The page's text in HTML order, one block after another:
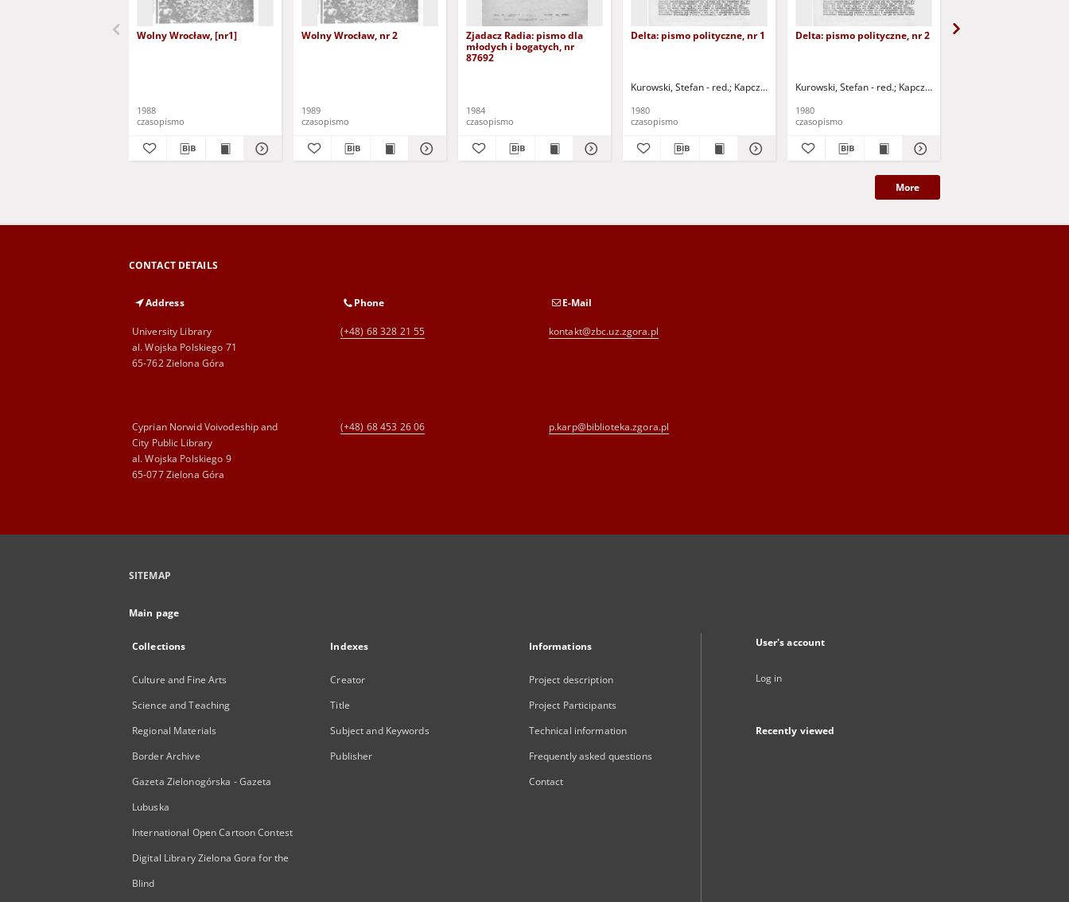
Wolny Wrocław, [nr1]
1988
czasopismo
Wolny Wrocław, nr 2
1989
czasopismo
Zjadacz Radia: pismo dla
młodych i bogatych, nr
87692
1984
czasopismo
Delta: pismo polityczne, nr 1
Kurowski, Stefan - red. Kapczyński, Piotr - red. Kapczyński, Maciej - red.
1980
czasopismo
Delta: pismo polityczne, nr 2
Kurowski, Stefan - red. Kapczyński, Piotr - red.
1980
czasopismo
More
CONTACT DETAILS
Address
University Library
al. Wojska Polskiego 71
65-762 Zielona Góra
Phone
(+48) 68 328 21 55
E-Mail
kontakt@zbc.uz.zgora.pl
Cyprian Norwid Voivodeship and
City Public Library
al. Wojska Polskiego 9
65-077 Zielona Góra
(+48) 68 453 26 06 p.karp@biblioteka.zgora.pl
SITEMAP
Main page
Collections
Culture and Fine Arts
Science and Teaching
Regional Materials
Border Archive
Gazeta Zielonogórska - Gazeta
Lubuska
International Open Cartoon Contest
Digital Library Zielona Gora for the
Blind
Indexes
Creator
Title
Subject and Keywords
Publisher
Informations
Project description
Project Participants
Technical information
Frequently asked questions
Contact
User's account
Log in
Recently viewed